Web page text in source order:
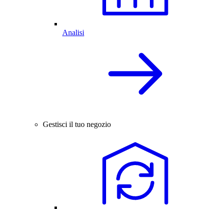
Analisi
Gestisci il tuo negozio